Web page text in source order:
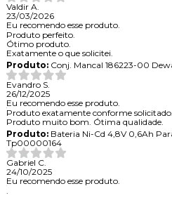
Valdir A.
23/03/2026
Eu recomendo esse produto.
Produto perfeito.
Ótimo produto.
Exatamente o que solicitei.
Produto:Conj. Mancal 186223-00
Evandro S.
26/12/2025
Eu recomendo esse produto.
Produto exatamente conforme solicitado.
Produto muito bom. Ótima qualidade.
Produto:Bateria Ni-Cd 4,8V 0,6Ah
Tp00000164
Gabriel C.
24/10/2025
Eu recomendo esse produto.